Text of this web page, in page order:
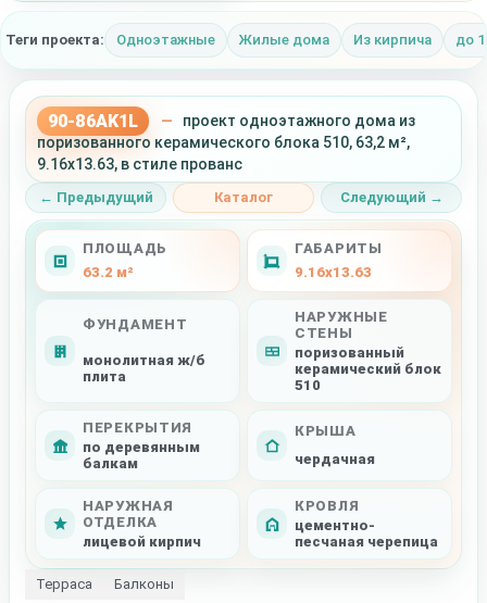
Теги проекта: Одноэтажные Жилые дома Из кирпича до
90-86AK1L —
проект одноэтажного дома из
поризованного керамического блока 510, 63,2 м²,
9.16x13.63, в стиле прованс
← Предыдущий Каталог Следующий →
ПЛОЩАДЬ
63.2 м²
ГАБАРИТЫ
9.16x13.63
ФУНДАМЕНТ
монолитная ж/б
плита
НАРУЖНЫЕ
СТЕНЫ
поризованный
керамический блок
510
ПЕРЕКРЫТИЯ
по деревянным
балкам
КРЫША
чердачная
НАРУЖНАЯ
ОТДЕЛКА
лицевой кирпич
КРОВЛЯ
цементно-
песчаная черепица
Терраса Балконы